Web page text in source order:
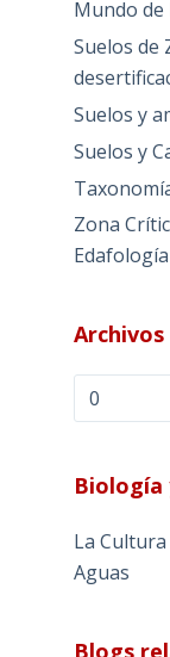
Mundo
Suelos de
Suelos y
Suelos y
Zona
Edafología
Archivos
Archivos
Biología
La
Aguas